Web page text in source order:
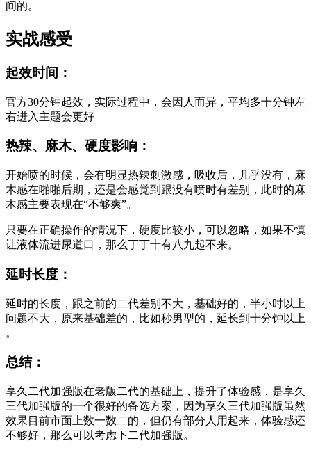
间的。
实战感受
起效时间​：
官方30分钟起效，实际过程中，会因人而异，平均多十分钟左
右进入主题会更好
热辣、麻木、硬度影响：
开始喷的时候，会有明显热辣刺激感，吸收后，几乎没有，麻
木感在啪啪后期，还是会感觉到跟没有喷时有差别，此时的麻
木感主要表现在“不够爽”​。
只要在正确操作的情况下，硬度比较小，可以忽略，如果不慎
让液体流进尿道口，那么丁丁十有八九起不来​。
延时长度：
延时的长度，跟之前的二代差别不大，基础好的，半小时以上
问题不大，原来基础差的，比如秒男型的，延长到十分钟以上​
。
​总结：
享久二代加强版在老版二代的基础上，提升了体验感，是享久
三代加强版的一个很好的备选方案，因为享久三代加强版虽然
效果目前市面上数一数二的，但仍有部分人用起来，体验感还
不够好，那么可以考虑下二代加强版​。​